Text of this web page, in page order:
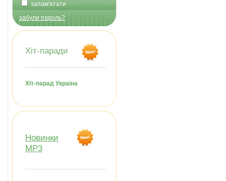
запам'ятати
забули пароль?
Хіт-паради
Хіт-парад Україна
Новинки
MP3